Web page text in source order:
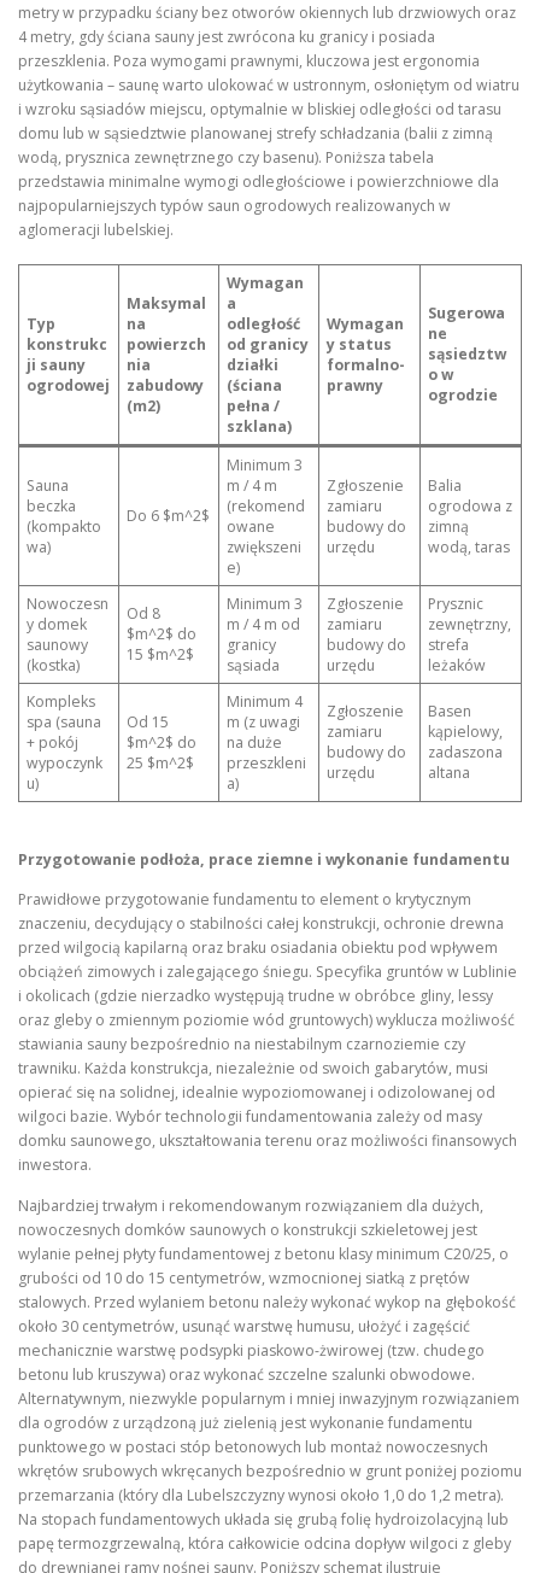
metry w przypadku ściany bez otworów okiennych lub drzwiowych oraz
4 metry, gdy ściana sauny jest zwrócona ku granicy i posiada
przeszklenia. Poza wymogami prawnymi, kluczowa jest ergonomia
użytkowania – saunę warto ulokować w ustronnym, osłoniętym od wiatru
i wzroku sąsiadów miejscu, optymalnie w bliskiej odległości od tarasu
domu lub w sąsiedztwie planowanej strefy schładzania (balii z zimną
wodą, prysznica zewnętrznego czy basenu). Poniższa tabela
przedstawia minimalne wymogi odległościowe i powierzchniowe dla
najpopularniejszych typów saun ogrodowych realizowanych w
aglomeracji lubelskiej.
Typ
konstrukc
ji sauny
ogrodowej
Maksymal
na
powierzch
nia
zabudowy
(m2)
Wymagan
a
odległość
od granicy
działki
(ściana
pełna /
szklana)
Wymagan
y status
formalno-
prawny
Sugerowa
ne
sąsiedztw
o w
ogrodzie
Sauna
beczka
(kompakto
wa)
Do 6 $m^2$
Minimum 3
m / 4 m
(rekomend
owane
zwiększeni
e)
Zgłoszenie
zamiaru
budowy do
urzędu
Balia
ogrodowa z
zimną
wodą, taras
Nowoczesn
y domek
saunowy
(kostka)
Od 8
$m^2$ do
15 $m^2$
Minimum 3
m / 4 m od
granicy
sąsiada
Zgłoszenie
zamiaru
budowy do
urzędu
Prysznic
zewnętrzny,
strefa
leżaków
Kompleks
spa (sauna
+ pokój
wypoczynk
u)
Od 15
$m^2$ do
25 $m^2$
Minimum 4
m (z uwagi
na duże
przeszkleni
a)
Zgłoszenie
zamiaru
budowy do
urzędu
Basen
kąpielowy,
zadaszona
altana
Przygotowanie podłoża, prace ziemne i wykonanie fundamentu
Prawidłowe przygotowanie fundamentu to element o krytycznym
znaczeniu, decydujący o stabilności całej konstrukcji, ochronie drewna
przed wilgocią kapilarną oraz braku osiadania obiektu pod wpływem
obciążeń zimowych i zalegającego śniegu. Specyfika gruntów w Lublinie
i okolicach (gdzie nierzadko występują trudne w obróbce gliny, lessy
oraz gleby o zmiennym poziomie wód gruntowych) wyklucza możliwość
stawiania sauny bezpośrednio na niestabilnym czarnoziemie czy
trawniku. Każda konstrukcja, niezależnie od swoich gabarytów, musi
opierać się na solidnej, idealnie wypoziomowanej i odizolowanej od
wilgoci bazie. Wybór technologii fundamentowania zależy od masy
domku saunowego, ukształtowania terenu oraz możliwości finansowych
inwestora.
Najbardziej trwałym i rekomendowanym rozwiązaniem dla dużych,
nowoczesnych domków saunowych o konstrukcji szkieletowej jest
wylanie pełnej płyty fundamentowej z betonu klasy minimum C20/25, o
grubości od 10 do 15 centymetrów, wzmocnionej siatką z prętów
stalowych. Przed wylaniem betonu należy wykonać wykop na głębokość
około 30 centymetrów, usunąć warstwę humusu, ułożyć i zagęścić
mechanicznie warstwę podsypki piaskowo-żwirowej (tzw. chudego
betonu lub kruszywa) oraz wykonać szczelne szalunki obwodowe.
Alternatywnym, niezwykle popularnym i mniej inwazyjnym rozwiązaniem
dla ogrodów z urządzoną już zielenią jest wykonanie fundamentu
punktowego w postaci stóp betonowych lub montaż nowoczesnych
wkrętów srubowych wkręcanych bezpośrednio w grunt poniżej poziomu
przemarzania (który dla Lubelszczyzny wynosi około 1,0 do 1,2 metra).
Na stopach fundamentowych układa się grubą folię hydroizolacyjną lub
papę termozgrzewalną, która całkowicie odcina dopływ wilgoci z gleby
do drewnianej ramy nośnej sauny. Poniższy schemat ilustruje